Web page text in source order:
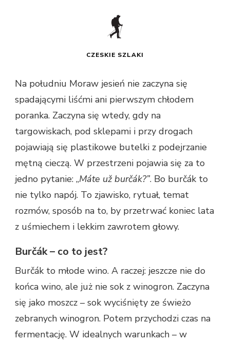
CZESKIE SZLAKI
Na południu Moraw jesień nie zaczyna się
spadającymi liśćmi ani pierwszym chłodem
poranka. Zaczyna się wtedy, gdy na
targowiskach, pod sklepami i przy drogach
pojawiają się plastikowe butelki z podejrzanie
mętną cieczą. W przestrzeni pojawia się za to
jedno pytanie: „Máte už burčák?”. Bo burčák to
nie tylko napój. To zjawisko, rytuał, temat
rozmów, sposób na to, by przetrwać koniec lata
z uśmiechem i lekkim zawrotem głowy.
Burčák – co to jest?
Burčák to młode wino. A raczej: jeszcze nie do
końca wino, ale już nie sok z winogron. Zaczyna
się jako moszcz – sok wyciśnięty ze świeżo
zebranych winogron. Potem przychodzi czas na
fermentację. W idealnych warunkach – w